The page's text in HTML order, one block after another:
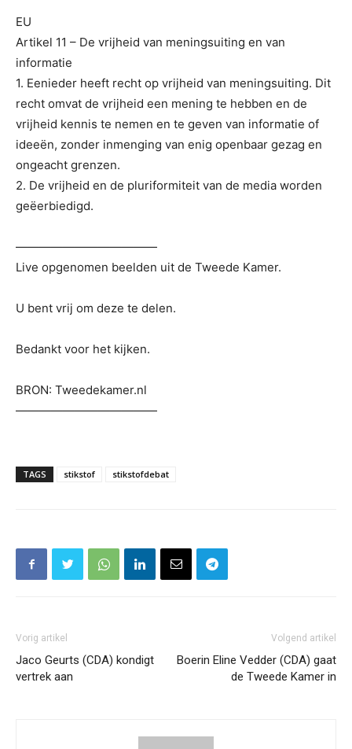
EU
Artikel 11 – De vrijheid van meningsuiting en van
informatie
1. Eenieder heeft recht op vrijheid van meningsuiting. Dit
recht omvat de vrijheid een mening te hebben en de
vrijheid kennis te nemen en te geven van informatie of
ideeën, zonder inmenging van enig openbaar gezag en
ongeacht grenzen.
2. De vrijheid en de pluriformiteit van de media worden
geëerbiedigd.
————————————
Live opgenomen beelden uit de Tweede Kamer.
U bent vrij om deze te delen.
Bedankt voor het kijken.
BRON: Tweedekamer.nl
————————————
TAGS stikstof stikstofdebat
Vorig artikel
Jaco Geurts (CDA) kondigt
vertrek aan
Volgend artikel
Boerin Eline Vedder (CDA) gaat
de Tweede Kamer in